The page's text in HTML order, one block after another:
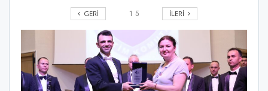
GERI 1 5 İLERI